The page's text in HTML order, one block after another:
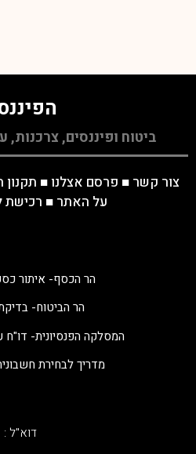
ביטוח ופיננסים, צרכנות,
צור קשר ■ פרסם אצלנו ■
על האתר ■ רכישת
הר הכסף- איתור
הר הביטוח-
המסלקה הפנסיונית-
מדריך לבחירת
דוא"ל :